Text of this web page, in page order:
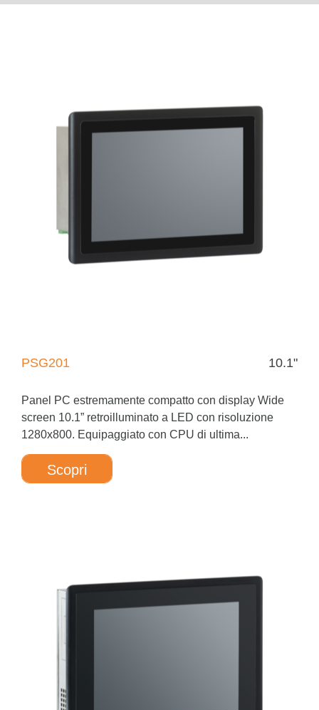
PSG201 10.1"
Panel PC estremamente compatto con display Wide
screen 10.1” retroilluminato a LED con risoluzione
1280x800. Equipaggiato con CPU di ultima...
Scopri